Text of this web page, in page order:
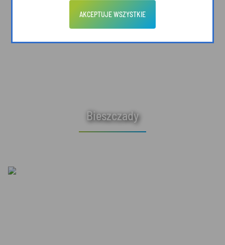
Bieszczady
AKCEPTUJE WSZYSTKIE